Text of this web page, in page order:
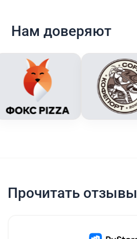
Нам доверяют
Прочитать отзывы